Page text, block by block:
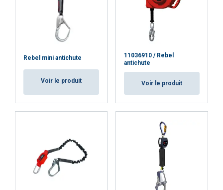
Rebel mini antichute
Voir le produit
11036910 / Rebel
antichute
Voir le produit
AFFICHER LES DÉTAILS
Cookie Policy